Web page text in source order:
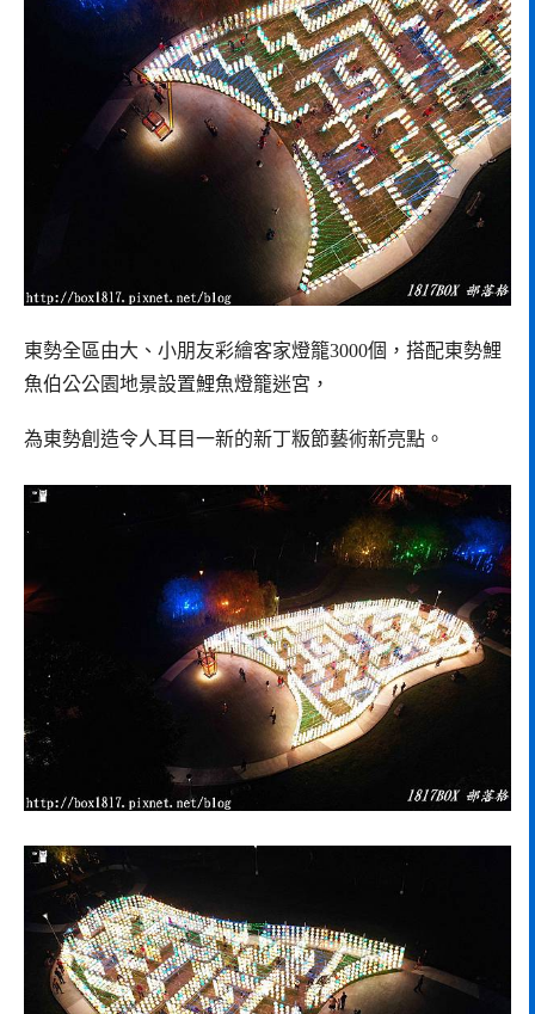
東勢全區由大、小朋友彩繪客家燈籠3000個，搭配東勢鯉
魚伯公公園地景設置鯉魚燈籠迷宮，
為東勢創造令人耳目一新的新丁粄節藝術新亮點。